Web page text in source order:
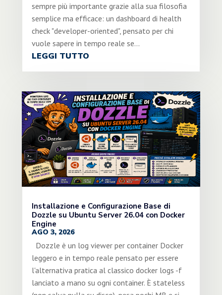
sempre più importante grazie alla sua filosofia
semplice ma efficace: un dashboard di health
check "developer-oriented", pensato per chi
vuole sapere in tempo reale se...
LEGGI TUTTO
Installazione e Configurazione Base di
Dozzle su Ubuntu Server 26.04 con Docker
Engine
AGO 3, 2026
Dozzle è un log viewer per container Docker
leggero e in tempo reale pensato per essere
l'alternativa pratica al classico docker logs -f
lanciato a mano su ogni container. È stateless